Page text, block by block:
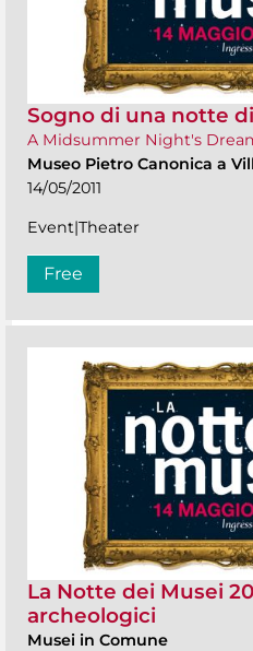
Sogno di una notte
A Midsummer Night's
Museo Pietro Canonica a
14/05/2011
Event|Theater
Free
La Notte dei Musei
archeologici
Musei in Comune